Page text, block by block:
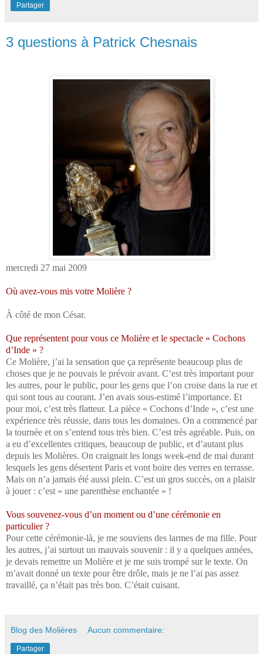
Partager
3 questions à Patrick Chesnais
mercredi 27 mai 2009
Où avez-vous mis votre Molière ?
À côté de mon César.
Que représentent pour vous ce Molière et le spectacle « Cochons
d’Inde » ?
Ce Molière, j’ai la sensation que ça représente beaucoup plus de
choses que je ne pouvais le prévoir avant. C’est très important pour
les autres, pour le public, pour les gens que l’on croise dans la rue et
qui sont tous au courant. J’en avais sous-estimé l’importance. Et
pour moi, c’est très flatteur. La pièce « Cochons d’Inde », c’est une
expérience très réussie, dans tous les domaines. On a commencé par
la tournée et on s’entend tous très bien. C’est très agréable. Puis, on
a eu d’excellentes critiques, beaucoup de public, et d’autant plus
depuis les Molières. On craignait les longs week-end de mai durant
lesquels les gens désertent Paris et vont boire des verres en terrasse.
Mais on n’a jamais été aussi plein. C’est un gros succès, on a plaisir
à jouer : c’est « une parenthèse enchantée » !
Vous souvenez-vous d’un moment ou d’une cérémonie en
particulier ?
Pour cette cérémonie-là, je me souviens des larmes de ma fille. Pour
les autres, j’ai surtout un mauvais souvenir : il y a quelques années,
je devais remettre un Molière et je me suis trompé sur le texte. On
m’avait donné un texte pour être drôle, mais je ne l’ai pas assez
travaillé, ça n’était pas très bon. C’était cuisant.
Blog des Molières Aucun commentaire:
Partager